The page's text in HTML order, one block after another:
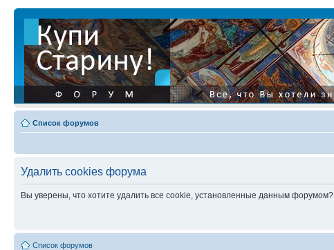
Список форумов
Удалить cookies форума
Вы уверены, что хотите удалить все cookie, установленные данным форумом?
Список форумов